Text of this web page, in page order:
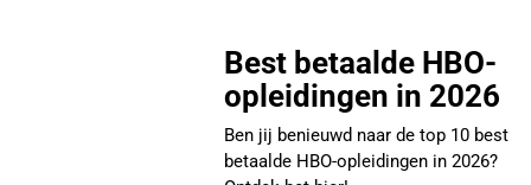
Best betaalde HBO-
opleidingen in 2026
Ben jij benieuwd naar de top 10 best
betaalde HBO-opleidingen in 2026?